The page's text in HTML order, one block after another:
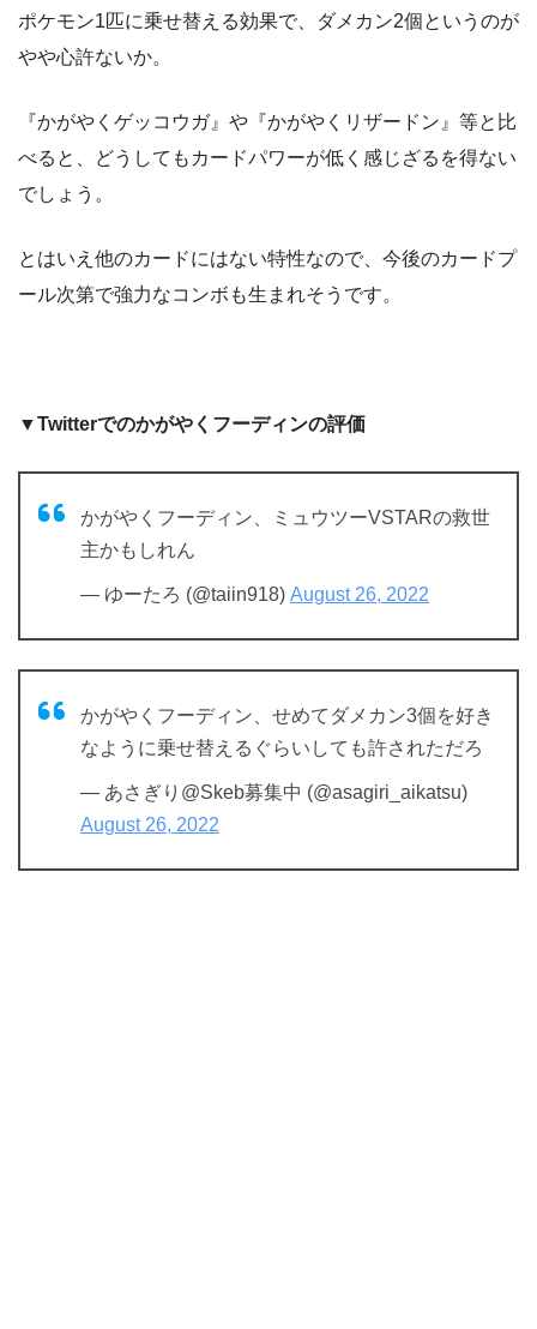
ポケモン1匹に乗せ替える効果で、ダメカン2個というのが
やや心許ないか。
『かがやくゲッコウガ』や『かがやくリザードン』等と比
べると、どうしてもカードパワーが低く感じざるを得ない
でしょう。
とはいえ他のカードにはない特性なので、今後のカードプ
ール次第で強力なコンボも生まれそうです。
▼Twitterでのかがやくフーディンの評価
かがやくフーディン、ミュウツーVSTARの救世
主かもしれん
— ゆーたろ (@taiin918) August 26, 2022
かがやくフーディン、せめてダメカン3個を好き
なように乗せ替えるぐらいしても許されただろ
— あさぎり@Skeb募集中 (@asagiri_aikatsu)
August 26, 2022